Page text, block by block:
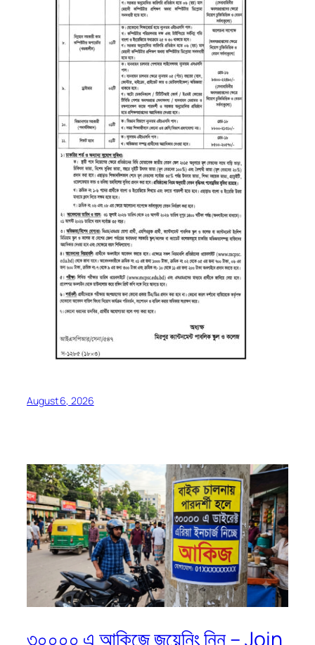
August 6, 2026
৩০০০০ এ আকিজে জয়েনিং নিন – Join